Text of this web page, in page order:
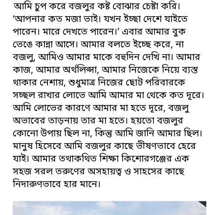
আমি চুপ করে বজলুর কষ্ট বোঝার চেষ্টা করি।
‘আপনার কত মজা ভাই। যখন ইচ্ছা দেশে যাইতে
পারেন। মারে দেখতে পারেন।’ এবার আমার বুক
ভেঙে কান্না আসে। আমার বলতে ইচ্ছে করে, না
বজলু, আমিও আমার মাকে বহুদিন দেখি না। আমার
কাজ, আমার অর্থলিপ্সা, আমার নিজেকে নিয়ে ব্যস্ত
থাকার নেশায়, শুধুমাত্র নিজের ছোট পরিবারকে
সচ্ছল রাখার লোভে আমি আমার মা থেকে কত দূরে।
আমি লোভের কারণে আমার মা হতে দূরে, বজলু
অভাবের তাড়নায় তার মা হতে। হয়তো বজলুর
কোনো উপায় ছিল না, কিন্তু আমি জানি আমার ছিল।
মানুষ হিসেবে আমি বজলুর কাছে ভীষণভাবে হেরে
যাই। আমার তথাকথিত শিক্ষা কিশোরগঞ্জের এক
সহজ সরল তরুণের অসহায়ত্ব ও সাহসের কাছে
নিদারুণভাবে হার মানে।